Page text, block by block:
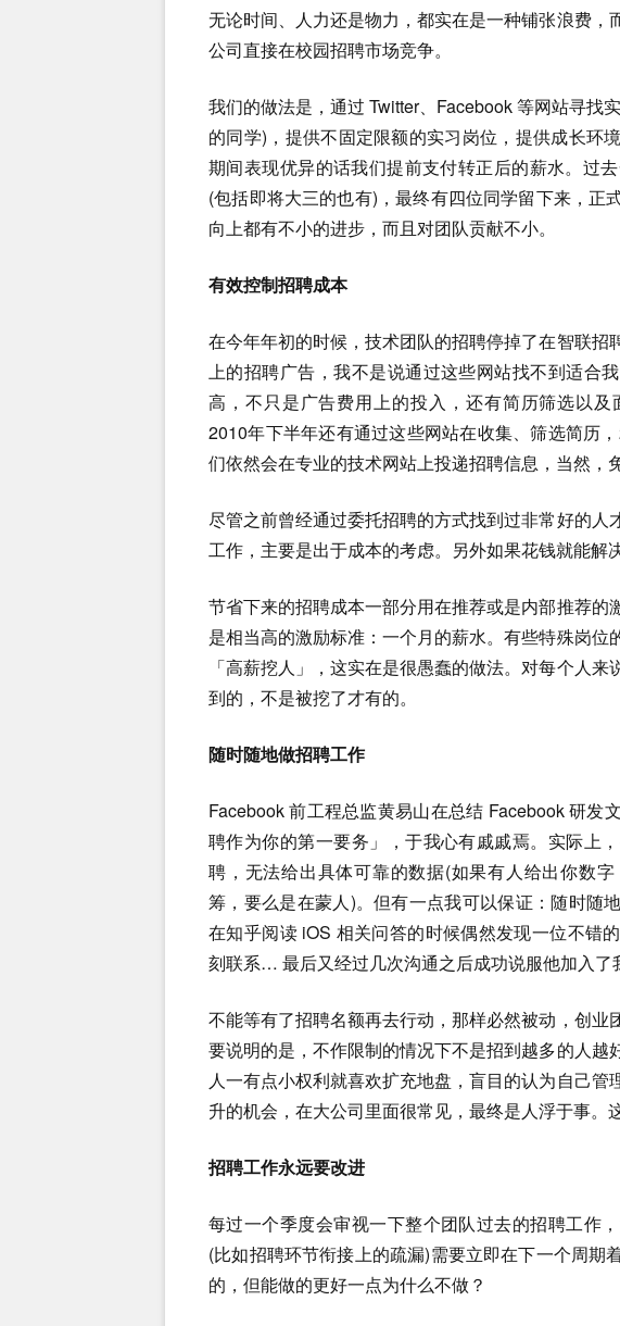
无论时间、人力还是物力，都实在是一种铺张浪费，
公司直接在校园招聘市场竞争。
我们的做法是，通过 Twitter、Facebook 等网站寻找
的同学)，提供不固定限额的实习岗位，提供成长环
期间表现优异的话我们提前支付转正后的薪水。过
(包括即将大三的也有)，最终有四位同学留下来，正
向上都有不小的进步，而且对团队贡献不小。
有效控制招聘成本
在今年年初的时候，技术团队的招聘停掉了在智联招
上的招聘广告，我不是说通过这些网站找不到适合
高，不只是广告费用上的投入，还有简历筛选以
2010年下半年还有通过这些网站在收集、筛选简历
们依然会在专业的技术网站上投递招聘信息，当然，
尽管之前曾经通过委托招聘的方式找到过非常好的人
工作，主要是出于成本的考虑。另外如果花钱就能解
节省下来的招聘成本一部分用在推荐或是内部推荐的
是相当高的激励标准：一个月的薪水。有些特殊岗位
「高薪挖人」，这实在是很愚蠢的做法。对每个人
到的，不是被挖了才有的。
随时随地做招聘工作
Facebook 前工程总监黄易山在总结 Facebook 研发
聘作为你的第一要务」，于我心有戚戚焉。实际上
聘，无法给出具体可靠的数据(如果有人给出你数
筹，要么是在蒙人)。但有一点我可以保证：随时随
在知乎阅读 iOS 相关问答的时候偶然发现一位不错
刻联系… 最后又经过几次沟通之后成功说服他加入了
不能等有了招聘名额再去行动，那样必然被动，创业
要说明的是，不作限制的情况下不是招到越多的人越
人一有点小权利就喜欢扩充地盘，盲目的认为自己
升的机会，在大公司里面很常见，最终是人浮于事。
招聘工作永远要改进
每过一个季度会审视一下整个团队过去的招聘工作
(比如招聘环节衔接上的疏漏)需要立即在下一个周期
的，但能做的更好一点为什么不做？